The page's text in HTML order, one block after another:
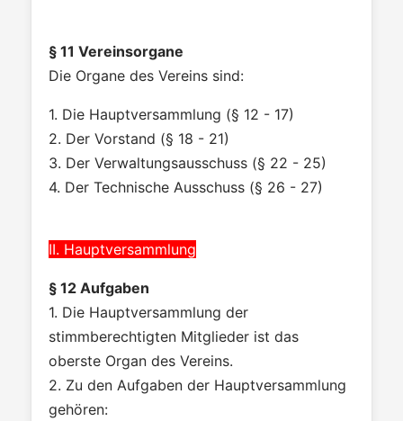
§ 11 Vereinsorgane
Die Organe des Vereins sind:
1. Die Hauptversammlung (§ 12 - 17)
2. Der Vorstand (§ 18 - 21)
3. Der Verwaltungsausschuss (§ 22 - 25)
4. Der Technische Ausschuss (§ 26 - 27)
II. Hauptversammlung
§ 12 Aufgaben
1. Die Hauptversammlung der
stimmberechtigten Mitglieder ist das
oberste Organ des Vereins.
2. Zu den Aufgaben der Hauptversammlung
gehören: